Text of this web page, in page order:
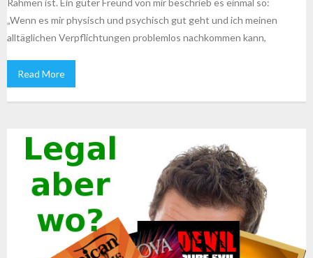
Rahmen ist. Ein guter Freund von mir beschrieb es einmal so:
„Wenn es mir physisch und psychisch gut geht und ich meinen
alltäglichen Verpflichtungen problemlos nachkommen kann,
Read More